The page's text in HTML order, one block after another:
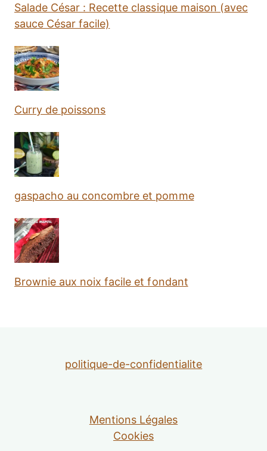
Salade César : Recette classique maison (avec
sauce César facile)
Curry de poissons
gaspacho au concombre et pomme
Brownie aux noix facile et fondant
politique-de-confidentialite
Mentions Légales
Cookies